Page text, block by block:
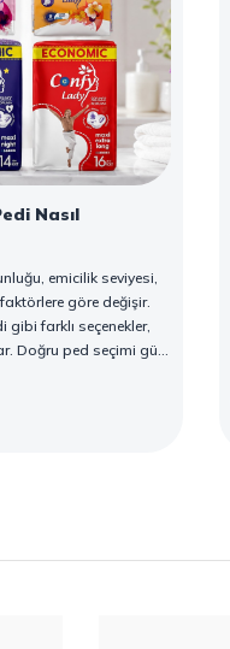
Nasıl
emicilik seviyesi,
göre değişir.
gibi farklı seçenekler,
Doğru ped seçimi gün
Lady hijyenik
bilgi